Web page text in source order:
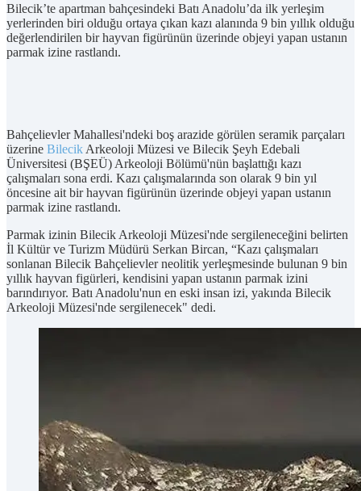
Bilecik’te apartman bahçesindeki Batı Anadolu’da ilk yerleşim
yerlerinden biri olduğu ortaya çıkan kazı alanında 9 bin yıllık olduğu
değerlendirilen bir hayvan figürünün üzerinde objeyi yapan ustanın
parmak izine rastlandı.
Bahçelievler Mahallesi'ndeki boş arazide görülen seramik parçaları
üzerine Bilecik Arkeoloji Müzesi ve Bilecik Şeyh Edebali
Üniversitesi (BŞEÜ) Arkeoloji Bölümü'nün başlattığı kazı
çalışmaları sona erdi. Kazı çalışmalarında son olarak 9 bin yıl
öncesine ait bir hayvan figürünün üzerinde objeyi yapan ustanın
parmak izine rastlandı.
Parmak izinin Bilecik Arkeoloji Müzesi'nde sergileneceğini belirten
İl Kültür ve Turizm Müdürü Serkan Bircan, “Kazı çalışmaları
sonlanan Bilecik Bahçelievler neolitik yerleşmesinde bulunan 9 bin
yıllık hayvan figürleri, kendisini yapan ustanın parmak izini
barındırıyor. Batı Anadolu'nun en eski insan izi, yakında Bilecik
Arkeoloji Müzesi'nde sergilenecek" dedi.